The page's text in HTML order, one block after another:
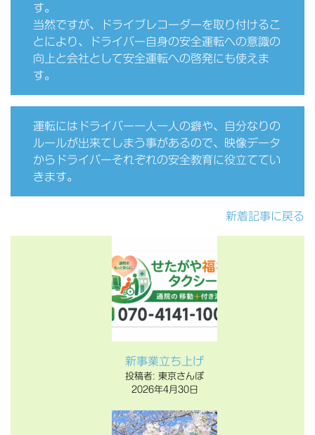
す。
当然ですが、ドライブレコーダーを取り付けるこ
とにより、ドライバー自身の安全運転への意識の
向上と会社として安全運転への啓発にも使えま
す。
運転にはドライバー一人一人の癖や、自分なりの
ルールが出来てしまう事があるので、映像データ
からドライバーそれぞれの安全教育に役立ててい
きます。
新着記事に戻る
新事業立ち上げ
投稿者: 東京さんぽ
2026年4月30日